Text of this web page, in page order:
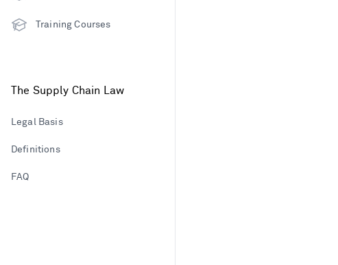
Training Courses
The Supply Chain Law
Legal Basis
Definitions
FAQ